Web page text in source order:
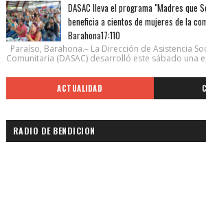
DASAC lleva el programa "Madres que
beneficia a cientos de mujeres de la
Barahona17:110
Paraíso, Barahona.– La Dirección de Asistencia
Comunitaria (DASAC) desarrolló este sábado una
ACTUALIDAD
RADIO DE BENDICION